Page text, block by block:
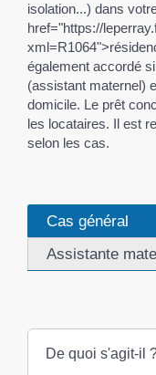
isolation...) dans
href="https://
également accordé
(assistant maternel)
domicile. Le prêt
les locataires. Il est
selon les cas.
Cas général
Assistante
De quoi s'agit-il